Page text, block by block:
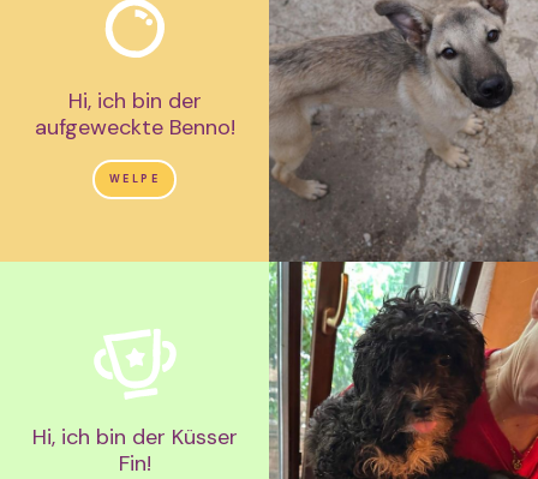
Hi, ich bin der
aufgeweckte Benno!
WELPE
Hi, ich bin der Küsser
Fin!